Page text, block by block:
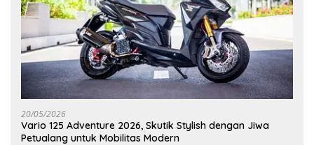
20/05/2026
Vario 125 Adventure 2026, Skutik Stylish dengan Jiwa
Petualang untuk Mobilitas Modern